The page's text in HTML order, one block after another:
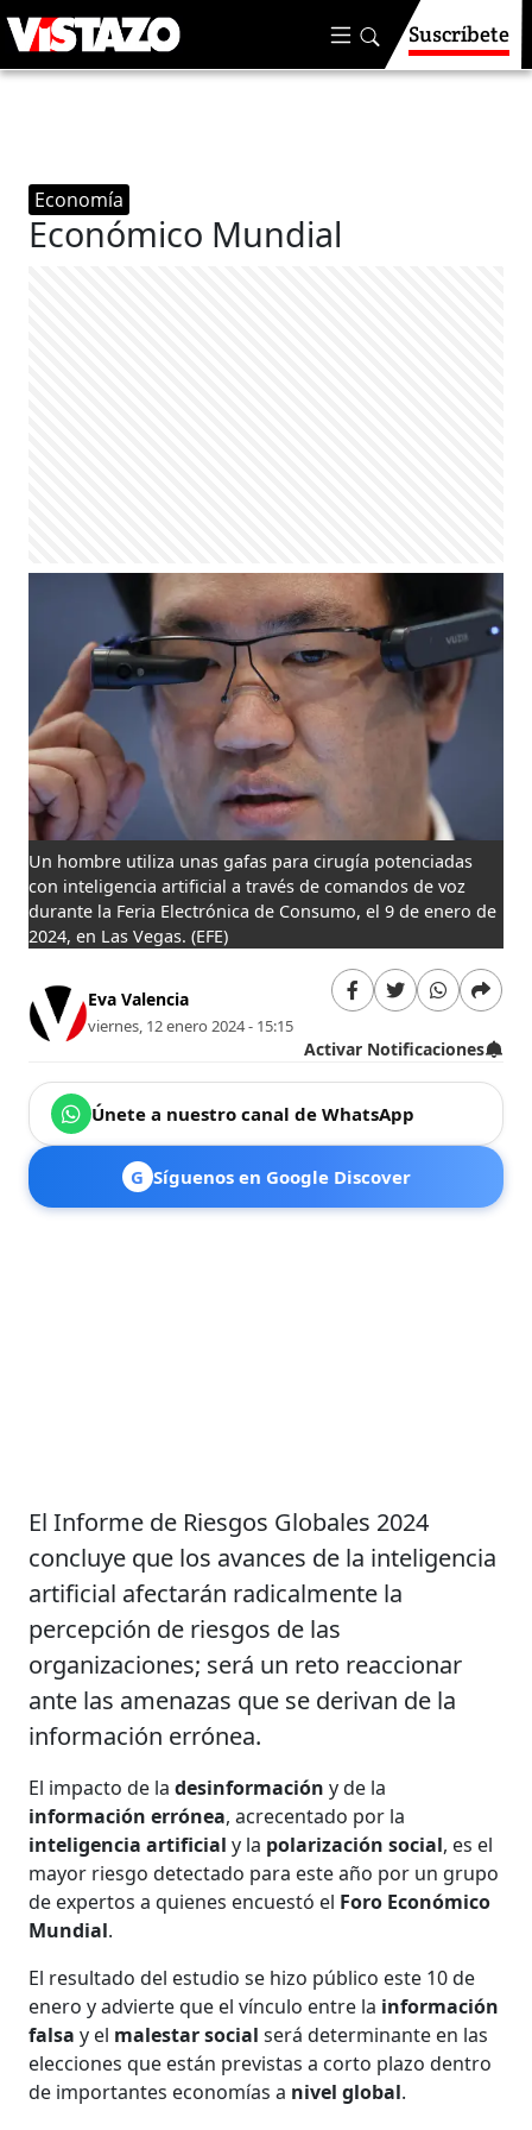
Suscríbete
Economía
Económico Mundial
Un hombre utiliza unas gafas para cirugía potenciadas
con inteligencia artificial a través de comandos de voz
durante la Feria Electrónica de Consumo, el 9 de enero de
2024, en Las Vegas. (EFE)
Eva Valencia
viernes, 12 enero 2024 - 15:15
Activar Notificaciones
Únete a nuestro canal de WhatsApp
G Síguenos en Google Discover
El Informe de Riesgos Globales 2024
concluye que los avances de la inteligencia
artificial afectarán radicalmente la
percepción de riesgos de las
organizaciones; será un reto reaccionar
ante las amenazas que se derivan de la
información errónea.
El impacto de ladesinformación y de la
información errónea, acrecentado por la
inteligencia artificial y la polarización social, es el
mayor riesgo detectado para este año por un grupo
de expertos a quienes encuestó el Foro Económico
Mundial.
El resultado del estudio se hizo público este 10 de
enero y advierte que el vínculo entre la información
falsa y el malestar social será determinante en las
elecciones que están previstas a corto plazo dentro
de importantes economías a nivel global.